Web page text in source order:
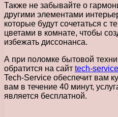
Также не забывайте о
другими элементами
которые будут сочетаться с
цветами в комнате, чтобы
избежать диссонанса.
А при поломке бытовой
обратится на сайт tech-
Tech-Service обеспечит вам
вам в течение 40 минут,
является бесплатной.